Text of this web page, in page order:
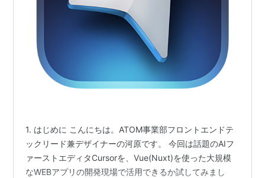
1. はじめに こんにちは。ATOM事業部フロントエンドテ
ックリード兼デザイナーの河原です。 今回は話題のAIフ
ァーストエディタCursorを、Vue(Nuxt)を使った大規模
なWEBアプリの開発現場で活用できるか試してみまし